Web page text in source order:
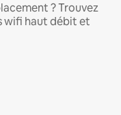
? Trouvez
wifi haut débit et